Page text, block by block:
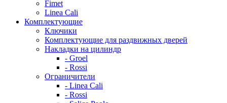
Fimet
Linea Cali
Комплектующие
Ключики
Комплектующие для раздвижных дверей
Накладки на цилиндр
- Groel
- Rossi
Ограничители
- Linea Cali
- Rossi